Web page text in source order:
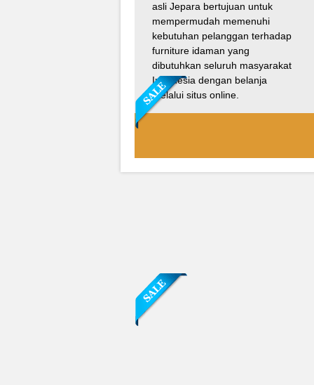
Meja Makan Oval Minimalis
Kursi Silang
Rp 8.100.0009.000.000
asli Jepara bertujuan untuk
mempermudah memenuhi
kebutuhan pelanggan terhadap
furniture idaman yang
dibutuhkan seluruh masyarakat
Indonesia dengan belanja
melalui situs online.